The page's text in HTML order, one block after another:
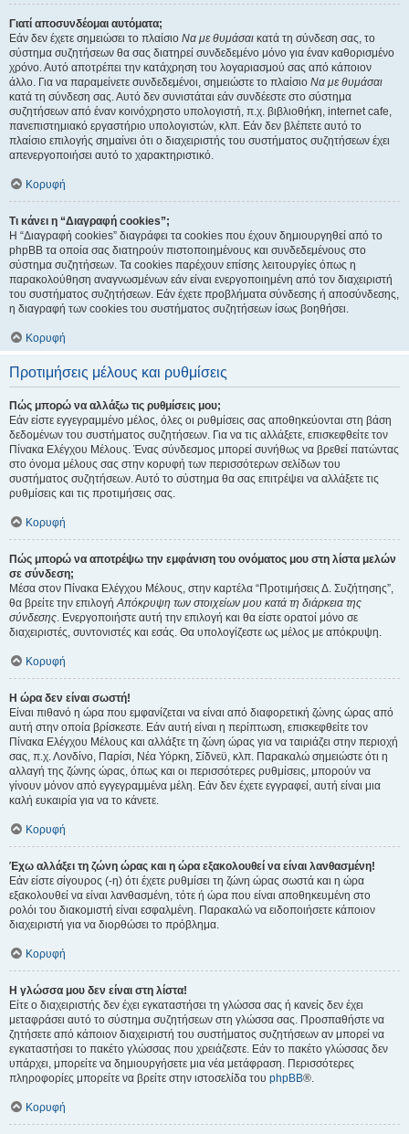
Γιατί αποσυνδέομαι αυτόματα;
Εάν δεν έχετε σημειώσει το πλαίσιο Να με θυμάσαι κατά τη σύνδεση σας, το
σύστημα συζητήσεων θα σας διατηρεί συνδεδεμένο μόνο για έναν καθορισμένο
χρόνο. Αυτό αποτρέπει την κατάχρηση του λογαριασμού σας από κάποιον
άλλο. Για να παραμείνετε συνδεδεμένοι, σημειώστε το πλαίσιο Να με θυμάσαι
κατά τη σύνδεση σας. Αυτό δεν συνιστάται εάν συνδέεστε στο σύστημα
συζητήσεων από έναν κοινόχρηστο υπολογιστή, π.χ. βιβλιοθήκη, internet cafe,
πανεπιστημιακό εργαστήριο υπολογιστών, κλπ. Εάν δεν βλέπετε αυτό το
πλαίσιο επιλογής σημαίνει ότι ο διαχειριστής του συστήματος συζητήσεων έχει
απενεργοποιήσει αυτό το χαρακτηριστικό.
Κορυφή
Τι κάνει η “Διαγραφή cookies”;
Η “Διαγραφή cookies” διαγράφει τα cookies που έχουν δημιουργηθεί από το
phpBB τα οποία σας διατηρούν πιστοποιημένους και συνδεδεμένους στο
σύστημα συζητήσεων. Τα cookies παρέχουν επίσης λειτουργίες όπως η
παρακολούθηση αναγνωσμένων εάν είναι ενεργοποιημένη από τον διαχειριστή
του συστήματος συζητήσεων. Εάν έχετε προβλήματα σύνδεσης ή αποσύνδεσης,
η διαγραφή των cookies του συστήματος συζητήσεων ίσως βοηθήσει.
Κορυφή
Προτιμήσεις μέλους και ρυθμίσεις
Πώς μπορώ να αλλάξω τις ρυθμίσεις μου;
Εάν είστε εγγεγραμμένο μέλος, όλες οι ρυθμίσεις σας αποθηκεύονται στη βάση
δεδομένων του συστήματος συζητήσεων. Για να τις αλλάξετε, επισκεφθείτε τον
Πίνακα Ελέγχου Μέλους. Ένας σύνδεσμος μπορεί συνήθως να βρεθεί πατώντας
στο όνομα μέλους σας στην κορυφή των περισσότερων σελίδων του
συστήματος συζητήσεων. Αυτό το σύστημα θα σας επιτρέψει να αλλάξετε τις
ρυθμίσεις και τις προτιμήσεις σας.
Κορυφή
Πώς μπορώ να αποτρέψω την εμφάνιση του ονόματος μου στη λίστα μελών
σε σύνδεση;
Μέσα στον Πίνακα Ελέγχου Μέλους, στην καρτέλα “Προτιμήσεις Δ. Συζήτησης”,
θα βρείτε την επιλογήΑπόκρυψη των στοιχείων μου κατά τη διάρκεια της
σύνδεσης. Ενεργοποιήστε αυτή την επιλογή και θα είστε ορατοί μόνο σε
διαχειριστές, συντονιστές και εσάς. Θα υπολογίζεστε ως μέλος με απόκρυψη.
Κορυφή
Η ώρα δεν είναι σωστή!
Είναι πιθανό η ώρα που εμφανίζεται να είναι από διαφορετική ζώνης ώρας από
αυτή στην οποία βρίσκεστε. Εάν αυτή είναι η περίπτωση, επισκεφθείτε τον
Πίνακα Ελέγχου Μέλους και αλλάξτε τη ζώνη ώρας για να ταιριάζει στην περιοχή
σας, π.χ. Λονδίνο, Παρίσι, Νέα Υόρκη, Σίδνεϋ, κλπ. Παρακαλώ σημειώστε ότι η
αλλαγή της ζώνης ώρας, όπως και οι περισσότερες ρυθμίσεις, μπορούν να
γίνουν μόνον από εγγεγραμμένα μέλη. Εάν δεν έχετε εγγραφεί, αυτή είναι μια
καλή ευκαιρία για να το κάνετε.
Κορυφή
Έχω αλλάξει τη ζώνη ώρας και η ώρα εξακολουθεί να είναι λανθασμένη!
Εάν είστε σίγουρος (-η) ότι έχετε ρυθμίσει τη ζώνη ώρας σωστά και η ώρα
εξακολουθεί να είναι λανθασμένη, τότε ή ώρα που είναι αποθηκευμένη στο
ρολόι του διακομιστή είναι εσφαλμένη. Παρακαλώ να ειδοποιήσετε κάποιον
διαχειριστή για να διορθώσει το πρόβλημα.
Κορυφή
Η γλώσσα μου δεν είναι στη λίστα!
Είτε ο διαχειριστής δεν έχει εγκαταστήσει τη γλώσσα σας ή κανείς δεν έχει
μεταφράσει αυτό το σύστημα συζητήσεων στη γλώσσα σας. Προσπαθήστε να
ζητήσετε από κάποιον διαχειριστή του συστήματος συζητήσεων αν μπορεί να
εγκαταστήσει το πακέτο γλώσσας που χρειάζεστε. Εάν το πακέτο γλώσσας δεν
υπάρχει, μπορείτε να δημιουργήσετε μια νέα μετάφραση. Περισσότερες
πληροφορίες μπορείτε να βρείτε στην ιστοσελίδα του phpBB®.
Κορυφή